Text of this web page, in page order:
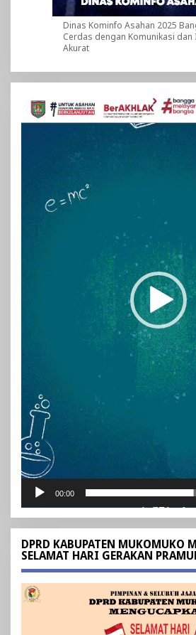
Dinas Kominfo Asahan 2025
Cerdas dengan Komunikasi dan
Akurat
Pemutar
Video
00:00
DPRD KABUPATEN MUKOMUKO
SELAMAT HARI GERAKAN